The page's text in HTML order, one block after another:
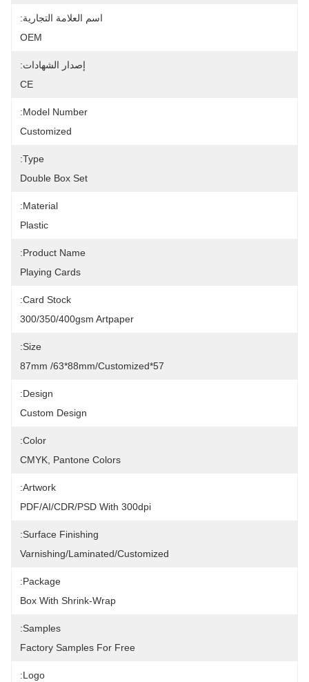
اسم العلامة التجارية:
OEM
إصدار الشهادات:
CE
Model Number:
Customized
Type:
Double Box Set
Material:
Plastic
Product Name:
Playing Cards
Card Stock:
300/350/400gsm Artpaper
Size:
57*87mm /63*88mm/Customized
Design:
Custom Design
Color:
CMYK, Pantone Colors
Artwork:
PDF/AI/CDR/PSD With 300dpi
Surface Finishing:
Varnishing/Laminated/Customized
Package:
Box With Shrink-Wrap
Samples:
Factory Samples For Free
Logo: